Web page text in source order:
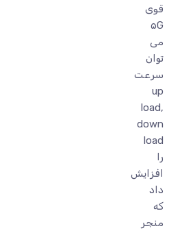
قوی
۵G
می
توان
سرعت
up
load,
down
load
را
افزایش
داد
که
منجر